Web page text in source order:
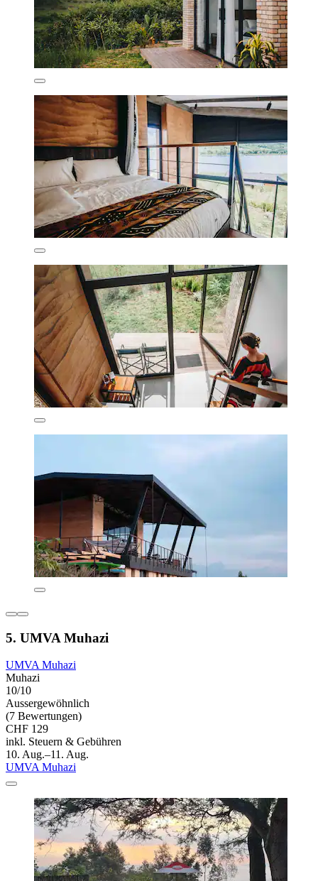
5. UMVA Muhazi
UMVA Muhazi
Muhazi
10/10
Aussergewöhnlich
(7 Bewertungen)
CHF 129
inkl. Steuern & Gebühren
10. Aug.–11. Aug.
UMVA Muhazi